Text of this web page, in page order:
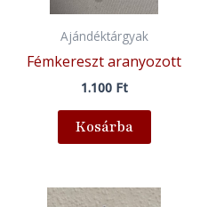
Ajándéktárgyak
Fémkereszt aranyozott
1.100 Ft
Kosárba